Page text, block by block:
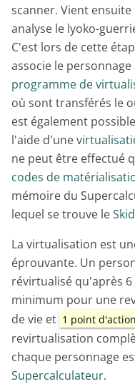
scanner. Vient ensuite
analyse le lyoko-
C'est lors de cette
associe le
programme de
où sont transférés le
est également
l'aide d'une
ne peut être effectué
codes de
mémoire du
lequel se trouve le
La virtualisation est
éprouvante. Un
révirtualisé qu'après
minimum pour une
de vie et 1 point d'action
revirtualisation
chaque personnage
Supercalculateur.